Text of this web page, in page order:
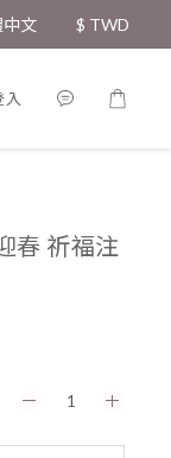
中文 $ TWD
入
春 祈福注